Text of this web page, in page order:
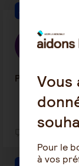
Autres pathologies
20
PleursVous
Pour le
à vos